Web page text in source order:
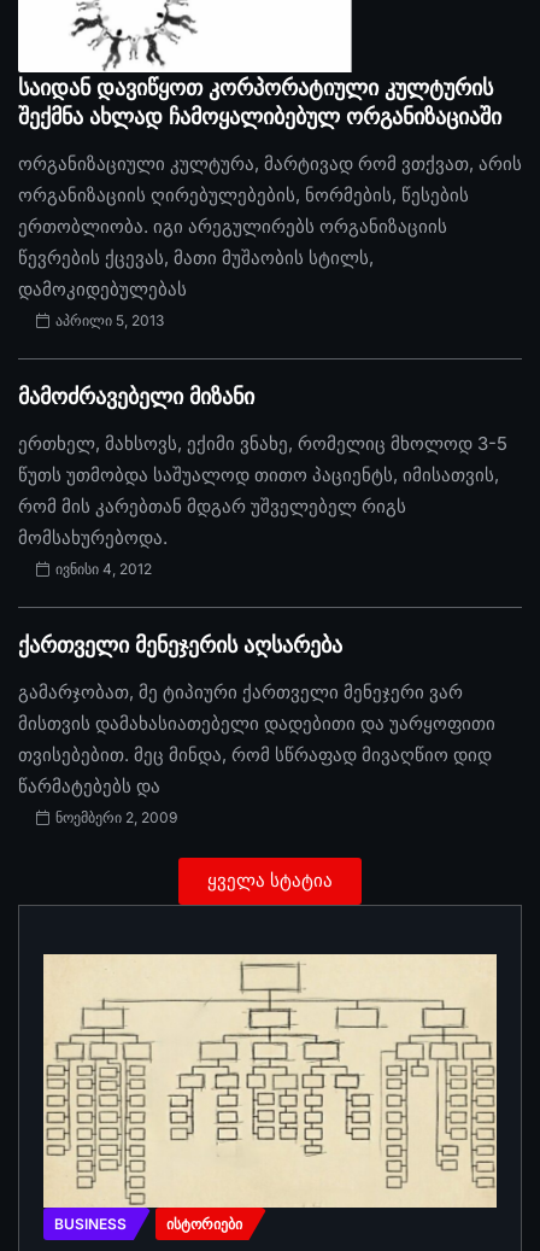
საიდან დავიწყოთ კორპორატიული კულტურის
შექმნა ახლად ჩამოყალიბებულ ორგანიზაციაში
ორგანიზაციული კულტურა, მარტივად რომ ვთქვათ, არის
ორგანიზაციის ღირებულებების, ნორმების, წესების
ერთობლიობა. იგი არეგულირებს ორგანიზაციის
წევრების ქცევას, მათი მუშაობის სტილს,
დამოკიდებულებას
აპრილი 5, 2013
მამოძრავებელი მიზანი
ერთხელ, მახსოვს, ექიმი ვნახე, რომელიც მხოლოდ 3-5
წუთს უთმობდა საშუალოდ თითო პაციენტს, იმისათვის,
რომ მის კარებთან მდგარ უშველებელ რიგს
მომსახურებოდა.
ივნისი 4, 2012
ქართველი მენეჯერის აღსარება
გამარჯობათ, მე ტიპიური ქართველი მენეჯერი ვარ
მისთვის დამახასიათებელი დადებითი და უარყოფითი
თვისებებით. მეც მინდა, რომ სწრაფად მივაღწიო დიდ
წარმატებებს და
ნოემბერი 2, 2009
ყველა სტატია
BUSINESS ᲘᲡᲢᲝᲠᲘᲔᲑᲘ